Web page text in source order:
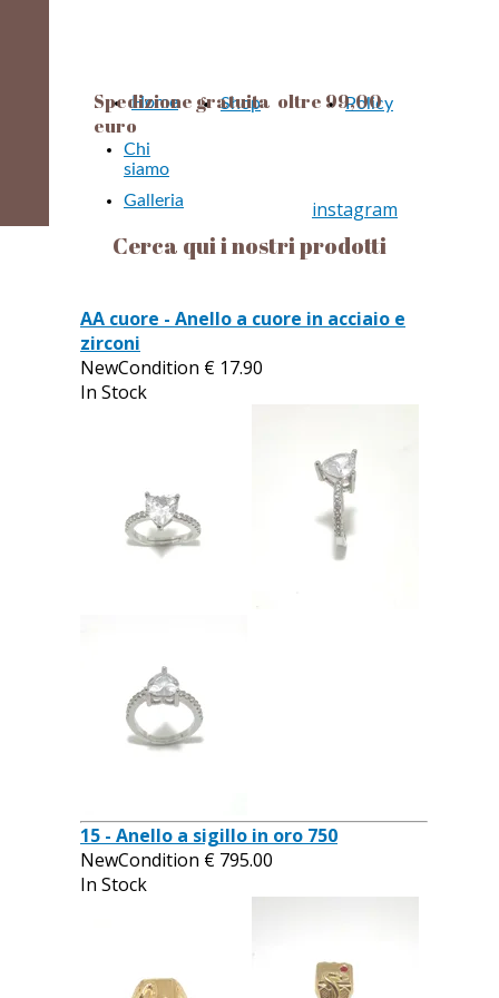
Shop Policy
Home
instagram
Chi
siamo
Galleria
Spedizione gratuita oltre 99,00
euro
Cerca qui i nostri prodotti
AA cuore - Anello a cuore in acciaio e
zirconi
NewCondition € 17.90
In Stock
15 - Anello a sigillo in oro 750
NewCondition € 795.00
In Stock